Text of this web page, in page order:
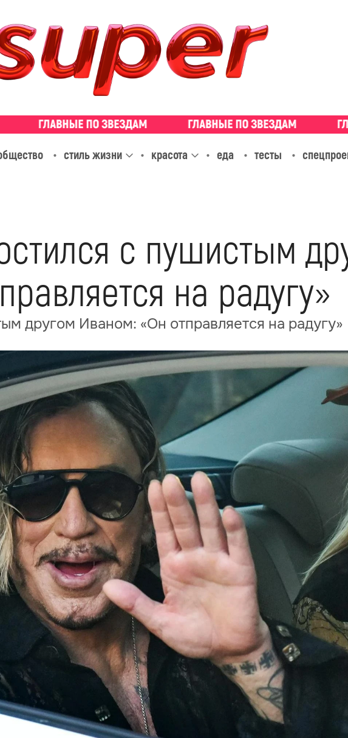
стиль жизни красота еда тесты
с пушистым
на радугу»
другом Иваном: «Он отправляется на радугу»